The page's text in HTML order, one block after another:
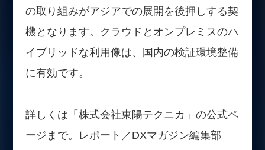
の取り組みがアジアでの展開を後押しする契
機となります。クラウドとオンプレミスのハ
イブリッドな利用像は、国内の検証環境整備
に有効です。
詳しくは「株式会社東陽テクニカ」の公式ペ
ージまで。レポート／DXマガジン編集部